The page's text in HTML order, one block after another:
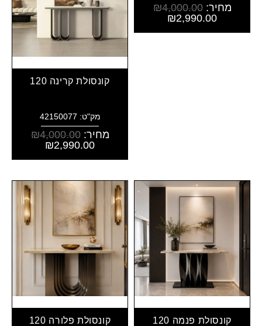
מחיר: ₪4,000.00
₪2,990.00
קונסולת קרינה 120
מק"ט: 42150077
מחיר: ₪4,000.00
₪2,990.00
קונסולת פנמה 120 קונסולת פלורה 120